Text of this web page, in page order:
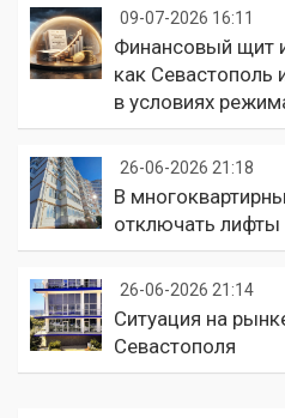
09-07-2026 16:11
Финансовый щит
как
в условиях
26-06-2026 21:18
В
отключать лифты
26-06-2026 21:14
Ситуация на
Севастополя